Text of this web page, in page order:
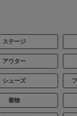
ステージ
アウター
シューズ
着物